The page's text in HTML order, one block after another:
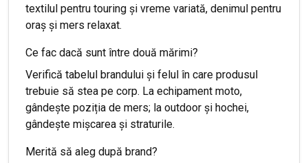
textilul pentru touring și vreme variată, denimul pentru
oraș și mers relaxat.
Ce fac dacă sunt între două mărimi?
Verifică tabelul brandului și felul în care produsul
trebuie să stea pe corp. La echipament moto,
gândește poziția de mers; la outdoor și hochei,
gândește mișcarea și straturile.
Merită să aleg după brand?